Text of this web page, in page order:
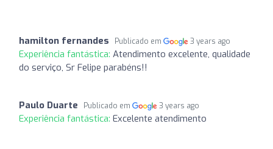
hamilton fernandes Publicado em 3 years ago
Experiência fantástica: Atendimento excelente, qualidade
do serviço, Sr Felipe parabéns!!
Paulo Duarte Publicado em 3 years ago
Experiência fantástica: Excelente atendimento